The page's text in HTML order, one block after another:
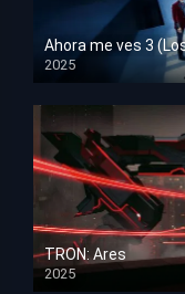
Ahora me ves 3
2025
HD 1080p
TRON: Ares
2025
HD 1080p